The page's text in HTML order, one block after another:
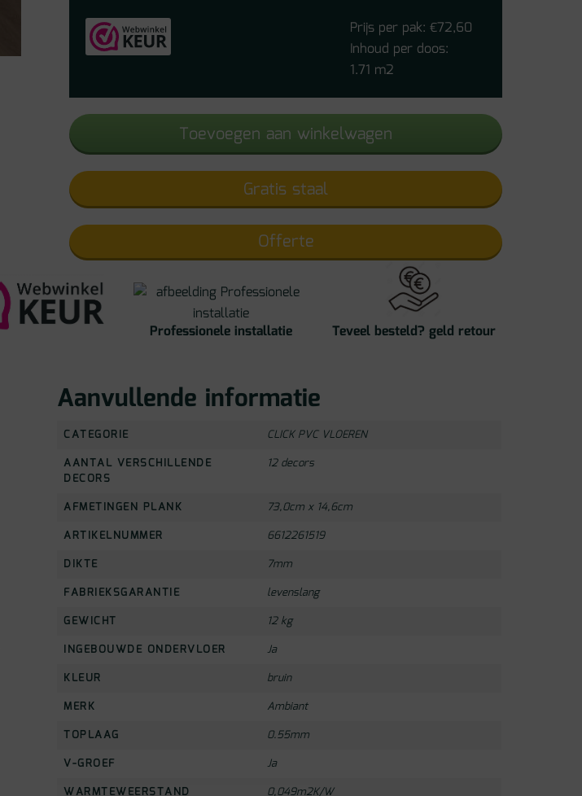
Brown
Click
Prijs per pak: €72,60
Inhoud per doos:
1.71 m2
Toevoegen aan winkelwagen
Gratis staal
Offerte
Professionele installatie Teveel besteld? geld retour
Aanvullende informatie
CATEGORIE
CLICK PVC VLOEREN
AANTAL VERSCHILLENDE
DECORS
12 decors
AFMETINGEN PLANK
73,0cm x 14,6cm
ARTIKELNUMMER
6612261519
DIKTE
7mm
FABRIEKSGARANTIE
levenslang
GEWICHT
12 kg
INGEBOUWDE ONDERVLOER
Ja
KLEUR
bruin
MERK
Ambiant
TOPLAAG
0.55mm
V-GROEF
Ja
WARMTEWEERSTAND
0,049m2K/W